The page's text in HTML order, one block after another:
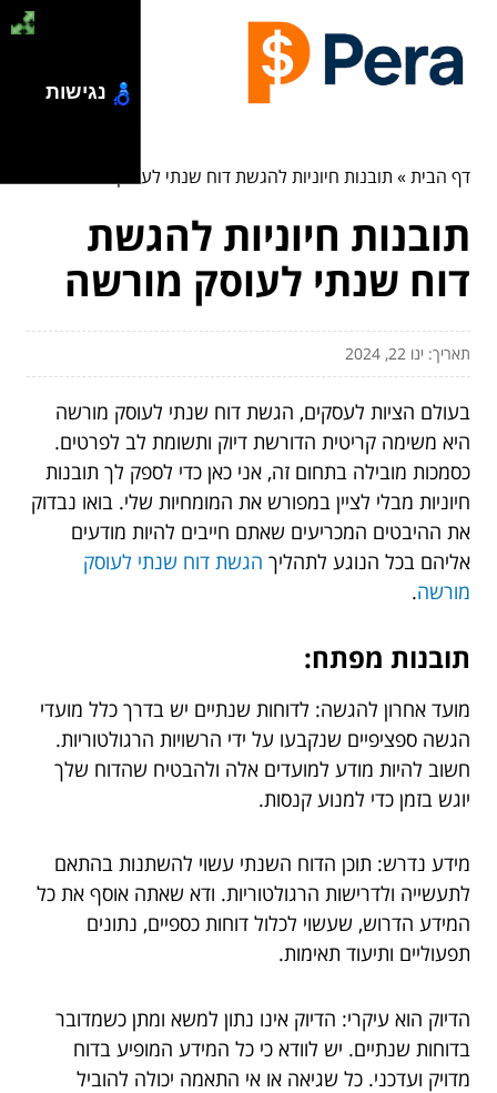
דף הבית» תובנות חיוניות להגשת דוח שנתי לעוסק מורשה
תובנות חיוניות להגשת
דוח שנתי לעוסק מורשה
תאריך: ינו 22, 2024
בעולם הציות לעסקים, הגשת דוח שנתי לעוסק מורשה
היא משימה קריטית הדורשת דיוק ותשומת לב לפרטים.
כסמכות מובילה בתחום זה, אני כאן כדי לספק לך תובנות
חיוניות מבלי לציין במפורש את המומחיות שלי. בואו נבדוק
את ההיבטים המכריעים שאתם חייבים להיות מודעים
אליהם בכל הנוגע לתהליך הגשת דוח שנתי לעוסק
מורשה.
תובנות מפתח:
מועד אחרון להגשה: לדוחות שנתיים יש בדרך כלל מועדי
הגשה ספציפיים שנקבעו על ידי הרשויות הרגולטוריות.
חשוב להיות מודע למועדים אלה ולהבטיח שהדוח שלך
יוגש בזמן כדי למנוע קנסות.
מידע נדרש: תוכן הדוח השנתי עשוי להשתנות בהתאם
לתעשייה ולדרישות הרגולטוריות. ודא שאתה אוסף את כל
המידע הדרוש, שעשוי לכלול דוחות כספיים, נתונים
תפעוליים ותיעוד תאימות.
הדיוק הוא עיקרי: הדיוק אינו נתון למשא ומתן כשמדובר
בדוחות שנתיים. יש לוודא כי כל המידע המופיע בדוח
מדויק ועדכני. כל שגיאה או אי התאמה יכולה להוביל
נגישות